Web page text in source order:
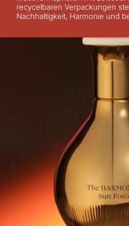
recycelbaren Verpackungen
Nachhaltigkeit, Harmonie und